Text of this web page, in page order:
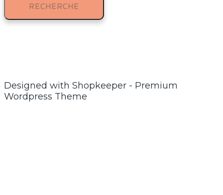
RECHERCHE
Designed with Shopkeeper - Premium
Wordpress Theme